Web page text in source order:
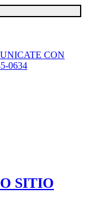
CON
0634
SITIO